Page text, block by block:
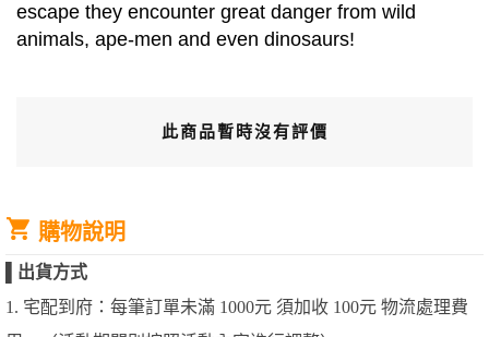
escape they encounter great danger from wild
animals, ape-men and even dinosaurs!
此商品暫時沒有評價
購物說明
出貨方式
1. 宅配到府：每筆訂單未滿 1000元 須加收 100元 物流處理費